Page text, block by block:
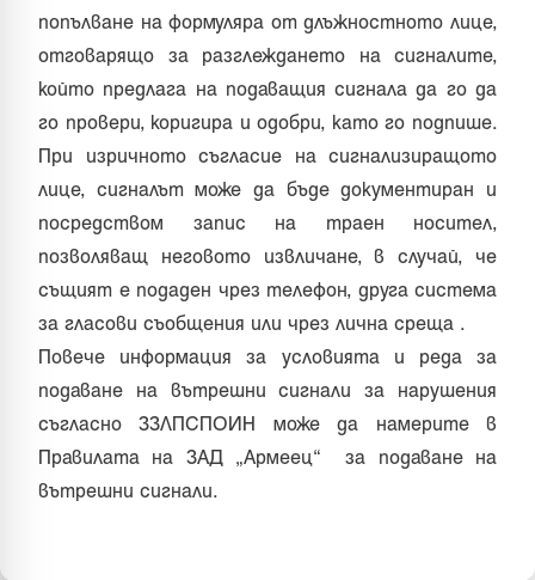
попълване на формуляра от длъжностното лице,
отговарящо за разглеждането на сигналите,
който предлага на подаващия сигнала да го да
го провери, коригира и одобри, като го подпише.
При изричното съгласие на сигнализиращото
лице, сигналът може да бъде документиран и
посредством запис на траен носител,
позволяващ неговото извличане, в случай, че
същият е подаден чрез телефон, друга система
за гласови съобщения или чрез лична среща .
Повече информация за условията и реда за
подаване на вътрешни сигнали за нарушения
съгласно ЗЗЛПСПОИН може да намерите в
Правилата на ЗАД „Армеец“ за подаване на
вътрешни сигнали.